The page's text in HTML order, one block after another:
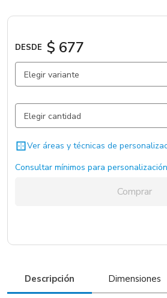
DESDE $ 677
Elegir variante
Blanco / Blanco / .
Ver áreas y técnicas de
Consultar mínimos para
Comprar
Descripción Dimensiones